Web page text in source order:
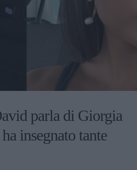
parla di Giorgia
insegnato tante